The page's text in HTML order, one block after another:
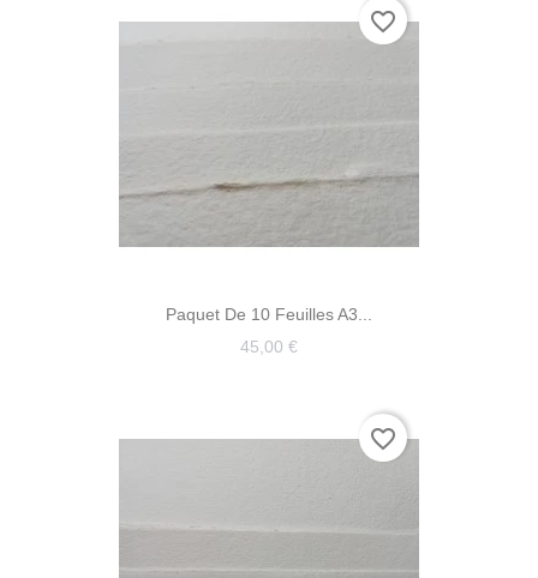
Paquet De 10 Feuilles A3...
45,00 €
favorite_border
favorite_border